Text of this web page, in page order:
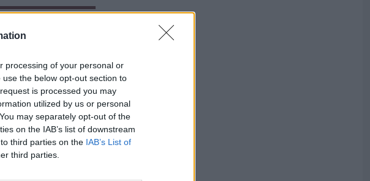
processing of your personal or
the below opt-out section to
is processed you may
utilized by us or personal
may separately opt-out of the
on the IAB’s list of downstream
third parties on the IAB’s List of
third parties.